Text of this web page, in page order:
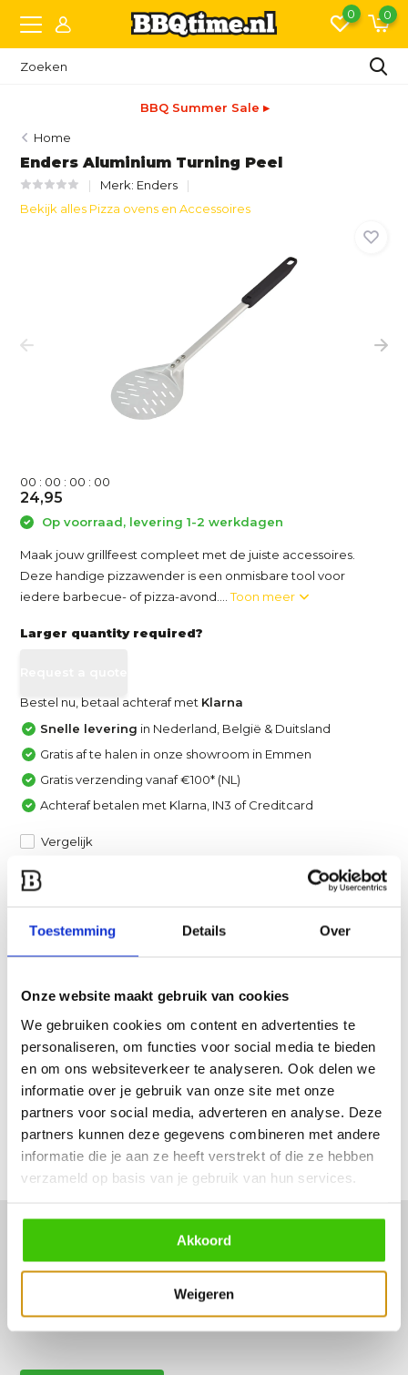
Toestemming Details Over
Onze website maakt gebruik van cookies
We gebruiken cookies om content en advertenties te
personaliseren, om functies voor social media te bieden
en om ons websiteverkeer te analyseren. Ook delen we
informatie over je gebruik van onze site met onze
partners voor social media, adverteren en analyse. Deze
partners kunnen deze gegevens combineren met andere
informatie die je aan ze heeft verstrekt of die ze hebben
verzameld op basis van je gebruik van hun services.
Akkoord
Weigeren
0 0
BBQ Summer Sale ▸
Home
Enders Aluminium Turning Peel
Merk: Enders
Bekijk alles Pizza ovens en Accessoires
00 : 00 : 00 : 00
24,95
Op voorraad, levering 1-2 werkdagen
Maak jouw grillfeest compleet met de juiste accessoires.
Deze handige pizzawender is een onmisbare tool voor
iedere barbecue- of pizza-avond....Toon meer
Larger quantity required?
Bestel nu, betaal achteraf met Klarna
Snelle levering in Nederland, België & Duitsland
Gratis af te halen in onze showroom in Emmen
Gratis verzending vanaf €100* (NL)
Achteraf betalen met Klarna, IN3 of Creditcard
Vergelijk
Een van onze specialisten helpt je graag verder!
Specificaties
Reviews
Delen
Vraag het een van onze specialisten!